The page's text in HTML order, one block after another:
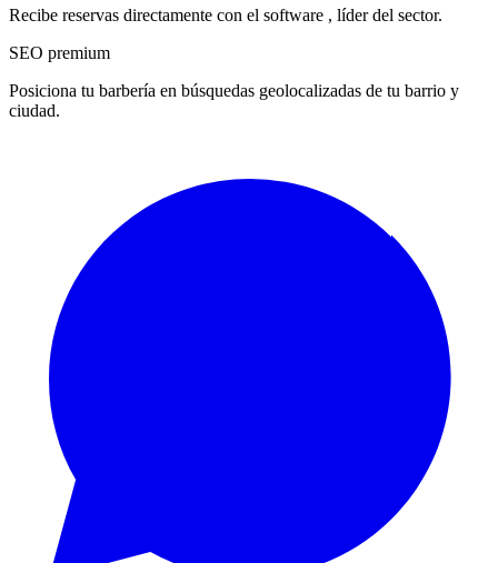
Recibe reservas directamente con el software , líder del sector.
SEO premium
Posiciona tu barbería en búsquedas geolocalizadas de tu barrio y
ciudad.